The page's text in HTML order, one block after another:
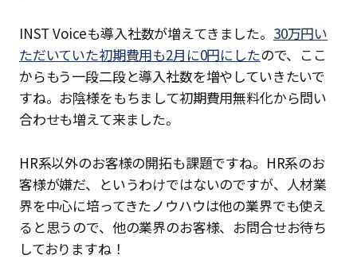
INST Voiceも導入社数が増えてきました。 30万円い
ただいていた初期費用も2月に0円にしたので、ここ
からもう一段二段と導入社数を増やしていきたいで
すね。お陰様をもちまして初期費用無料化から問い
合わせも増えて来ました。
HR系以外のお客様の開拓も課題ですね。HR系のお
客様が嫌だ、というわけではないのですが、人材業
界を中心に培ってきたノウハウは他の業界でも使え
ると思うので、他の業界のお客様、お問合せお待ち
しておりますね！